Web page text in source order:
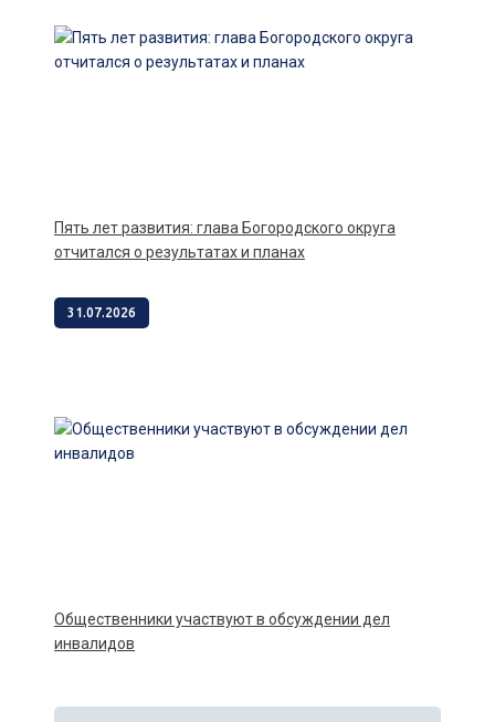
Пять лет развития: глава Богородского округа
отчитался о результатах и планах
31.07.2026
Общественники участвуют в обсуждении дел
инвалидов